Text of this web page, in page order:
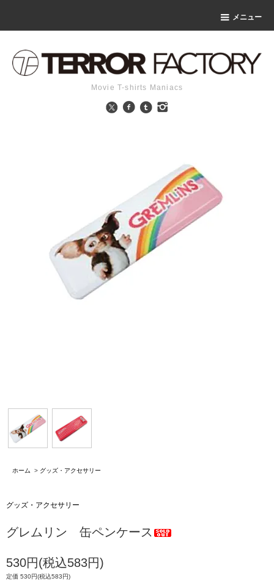
メニュー
Movie T-shirts Maniacs
ホーム > グッズ・アクセサリー
グッズ・アクセサリー
グレムリン 缶ペンケース
530円(税込583円)
定価 530円(税込583円)